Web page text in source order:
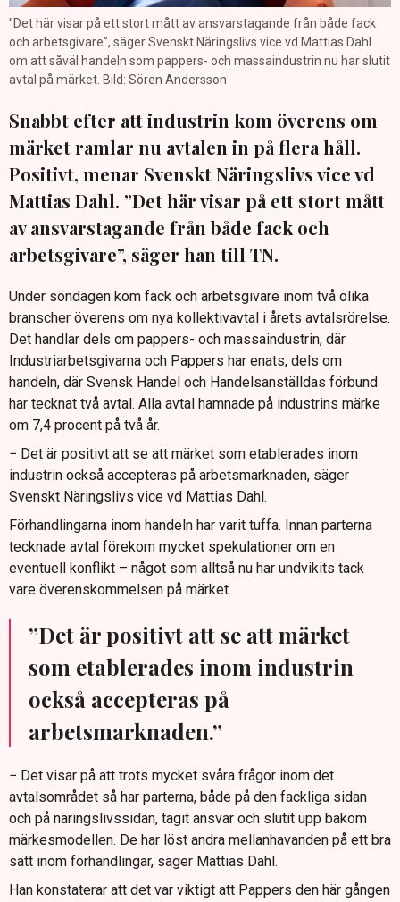
"Det här visar på ett stort mått av ansvarstagande från både fack
och arbetsgivare”, säger Svenskt Näringslivs vice vd Mattias Dahl
om att såväl handeln som pappers- och massaindustrin nu har slutit
avtal på märket. Bild: Sören Andersson
Snabbt efter att industrin kom överens om
märket ramlar nu avtalen in på flera håll.
Positivt, menar Svenskt Näringslivs vice vd
Mattias Dahl. ”Det här visar på ett stort mått
av ansvarstagande från både fack och
arbetsgivare”, säger han till TN.
Under söndagen kom fack och arbetsgivare inom två olika
branscher överens om nya kollektivavtal i årets avtalsrörelse.
Det handlar dels om pappers- och massaindustrin, där
Industriarbetsgivarna och Pappers har enats, dels om
handeln, där Svensk Handel och Handelsanställdas förbund
har tecknat två avtal. Alla avtal hamnade på industrins märke
om 7,4 procent på två år.
− Det är positivt att se att märket som etablerades inom
industrin också accepteras på arbetsmarknaden, säger
Svenskt Näringslivs vice vd Mattias Dahl.
Förhandlingarna inom handeln har varit tuffa. Innan parterna
tecknade avtal förekom mycket spekulationer om en
eventuell konflikt – något som alltså nu har undvikits tack
vare överenskommelsen på märket.
”Det är positivt att se att märket
som etablerades inom industrin
också accepteras på
arbetsmarknaden.”
− Det visar på att trots mycket svåra frågor inom det
avtalsområdet så har parterna, både på den fackliga sidan
och på näringslivssidan, tagit ansvar och slutit upp bakom
märkesmodellen. De har löst andra mellanhavanden på ett bra
sätt inom förhandlingar, säger Mattias Dahl.
Han konstaterar att det var viktigt att Pappers den här gången